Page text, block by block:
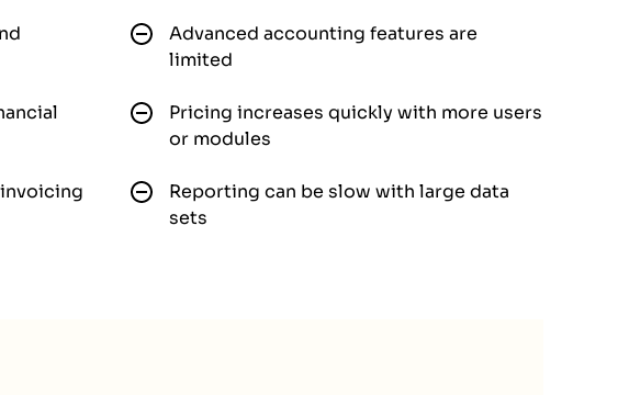
Advanced accounting features are
limited
Pricing increases quickly with more users
or modules
Reporting can be slow with large data
sets